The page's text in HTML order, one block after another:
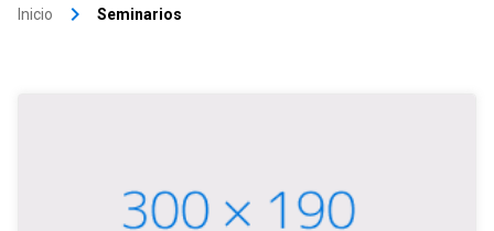
Inicio keyboard_arrow_right Seminarios